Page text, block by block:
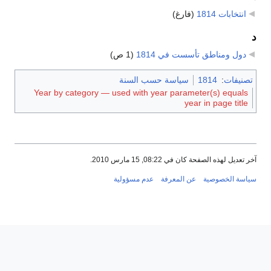
انتخابات 1814 (فارغ)
د
دول ومناطق تأسست في 1814 (1 ص)
تصنيفات:
1814
سياسة حسب السنة
Year by category — used with year parameter(s) equals
year in page title
آخر تعديل لهذه الصفحة كان في 08:22, 15 مارس 2010.
سياسة الخصوصية عن المعرفة عدم مسؤولية